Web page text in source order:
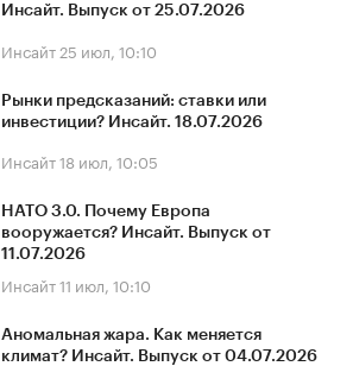
Инсайт. Выпуск от 25.07.2026
Инсайт 25 июл, 10:10
Рынки предсказаний: ставки или
инвестиции? Инсайт. 18.07.2026
Инсайт18 июл, 10:05
НАТО 3.0. Почему Европа
вооружается? Инсайт. Выпуск от
11.07.2026
Инсайт11 июл, 10:10
Аномальная жара. Как меняется
климат? Инсайт. Выпуск от 04.07.2026